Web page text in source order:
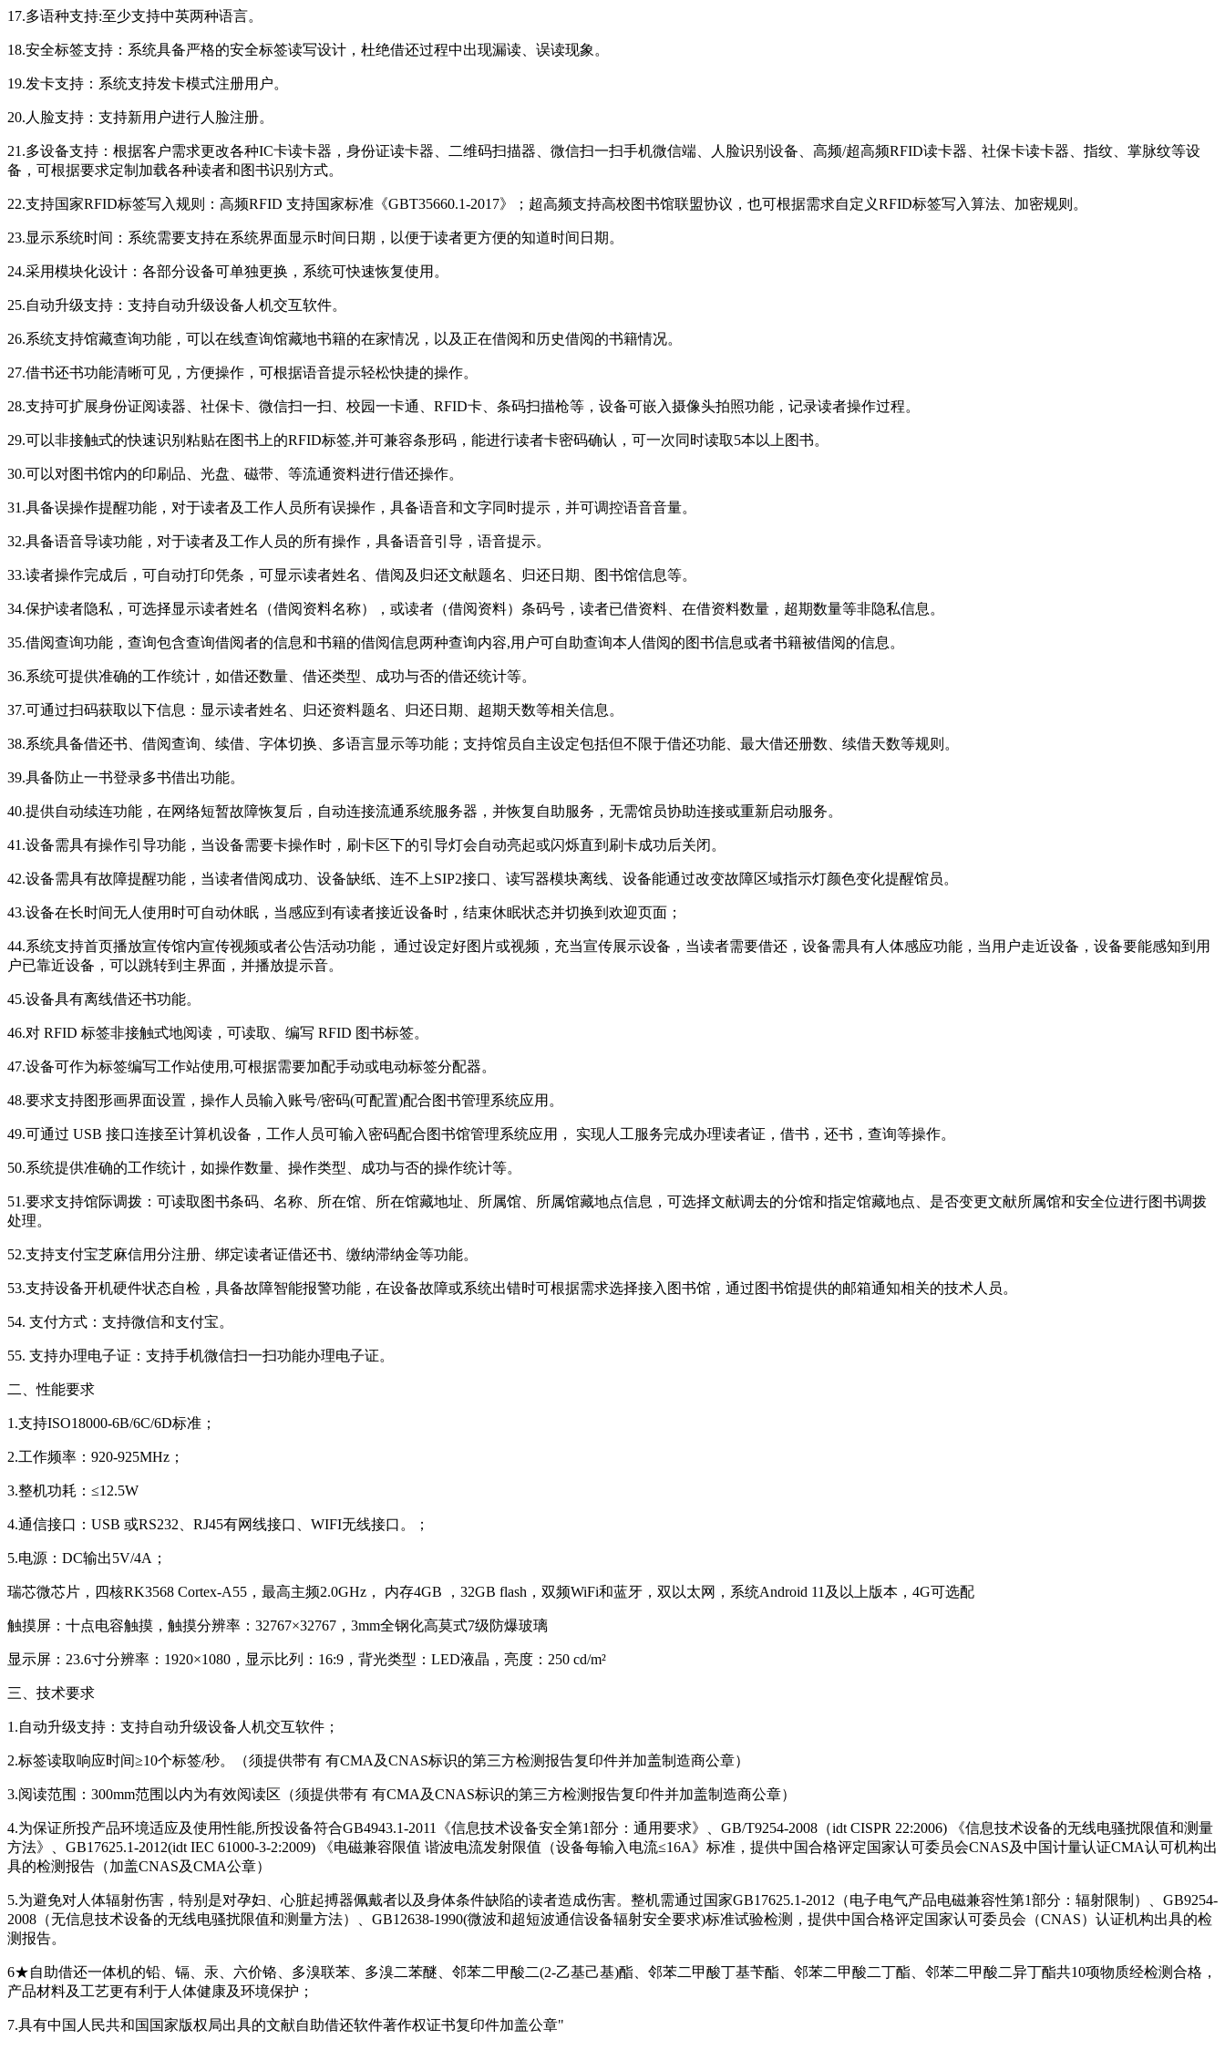
17.多语种支持:至少支持中英两种语言。
18.安全标签支持：系统具备严格的安全标签读写设计，杜绝借还过程中出现漏读、误读现象。
19.发卡支持：系统支持发卡模式注册用户。
20.人脸支持：支持新用户进行人脸注册。
21.多设备支持：根据客户需求更改各种IC卡读卡器，身份证读卡器、二维码扫描器、微信扫一扫手机微信端、人脸识别设备、高频/超高频RFID读卡器、社保卡读卡器、指纹、掌脉纹等设
备，可根据要求定制加载各种读者和图书识别方式。
22.支持国家RFID标签写入规则：高频RFID 支持国家标准《GBT35660.1-2017》；超高频支持高校图书馆联盟协议，也可根据需求自定义RFID标签写入算法、加密规则。
23.显示系统时间：系统需要支持在系统界面显示时间日期，以便于读者更方便的知道时间日期。
24.采用模块化设计：各部分设备可单独更换，系统可快速恢复使用。
25.自动升级支持：支持自动升级设备人机交互软件。
26.系统支持馆藏查询功能，可以在线查询馆藏地书籍的在家情况，以及正在借阅和历史借阅的书籍情况。
27.借书还书功能清晰可见，方便操作，可根据语音提示轻松快捷的操作。
28.支持可扩展身份证阅读器、社保卡、微信扫一扫、校园一卡通、RFID卡、条码扫描枪等，设备可嵌入摄像头拍照功能，记录读者操作过程。
29.可以非接触式的快速识别粘贴在图书上的RFID标签,并可兼容条形码，能进行读者卡密码确认，可一次同时读取5本以上图书。
30.可以对图书馆内的印刷品、光盘、磁带、等流通资料进行借还操作。
31.具备误操作提醒功能，对于读者及工作人员所有误操作，具备语音和文字同时提示，并可调控语音音量。
32.具备语音导读功能，对于读者及工作人员的所有操作，具备语音引导，语音提示。
33.读者操作完成后，可自动打印凭条，可显示读者姓名、借阅及归还文献题名、归还日期、图书馆信息等。
34.保护读者隐私，可选择显示读者姓名（借阅资料名称），或读者（借阅资料）条码号，读者已借资料、在借资料数量，超期数量等非隐私信息。
35.借阅查询功能，查询包含查询借阅者的信息和书籍的借阅信息两种查询内容,用户可自助查询本人借阅的图书信息或者书籍被借阅的信息。
36.系统可提供准确的工作统计，如借还数量、借还类型、成功与否的借还统计等。
37.可通过扫码获取以下信息：显示读者姓名、归还资料题名、归还日期、超期天数等相关信息。
38.系统具备借还书、借阅查询、续借、字体切换、多语言显示等功能；支持馆员自主设定包括但不限于借还功能、最大借还册数、续借天数等规则。
39.具备防止一书登录多书借出功能。
40.提供自动续连功能，在网络短暂故障恢复后，自动连接流通系统服务器，并恢复自助服务，无需馆员协助连接或重新启动服务。
41.设备需具有操作引导功能，当设备需要卡操作时，刷卡区下的引导灯会自动亮起或闪烁直到刷卡成功后关闭。
42.设备需具有故障提醒功能，当读者借阅成功、设备缺纸、连不上SIP2接口、读写器模块离线、设备能通过改变故障区域指示灯颜色变化提醒馆员。
43.设备在长时间无人使用时可自动休眠，当感应到有读者接近设备时，结束休眠状态并切换到欢迎页面；
44.系统支持首页播放宣传馆内宣传视频或者公告活动功能， 通过设定好图片或视频，充当宣传展示设备，当读者需要借还，设备需具有人体感应功能，当用户走近设备，设备要能感知到用
户已靠近设备，可以跳转到主界面，并播放提示音。
45.设备具有离线借还书功能。
46.对 RFID 标签非接触式地阅读，可读取、编写 RFID 图书标签。
47.设备可作为标签编写工作站使用,可根据需要加配手动或电动标签分配器。
48.要求支持图形画界面设置，操作人员输入账号/密码(可配置)配合图书管理系统应用。
49.可通过 USB 接口连接至计算机设备，工作人员可输入密码配合图书馆管理系统应用， 实现人工服务完成办理读者证，借书，还书，查询等操作。
50.系统提供准确的工作统计，如操作数量、操作类型、成功与否的操作统计等。
51.要求支持馆际调拨：可读取图书条码、名称、所在馆、所在馆藏地址、所属馆、所属馆藏地点信息，可选择文献调去的分馆和指定馆藏地点、是否变更文献所属馆和安全位进行图书调拨
处理。
52.支持支付宝芝麻信用分注册、绑定读者证借还书、缴纳滞纳金等功能。
53.支持设备开机硬件状态自检，具备故障智能报警功能，在设备故障或系统出错时可根据需求选择接入图书馆，通过图书馆提供的邮箱通知相关的技术人员。
54. 支付方式：支持微信和支付宝。
55. 支持办理电子证：支持手机微信扫一扫功能办理电子证。
二、性能要求
1.支持ISO18000-6B/6C/6D标准；
2.工作频率：920-925MHz；
3.整机功耗：≤12.5W
4.通信接口：USB 或RS232、RJ45有网线接口、WIFI无线接口。；
5.电源：DC输出5V/4A；
瑞芯微芯片，四核RK3568 Cortex-A55，最高主频2.0GHz， 内存4GB ，32GB flash，双频WiFi和蓝牙，双以太网，系统Android 11及以上版本，4G可选配
触摸屏：十点电容触摸，触摸分辨率：32767×32767，3mm全钢化高莫式7级防爆玻璃
显示屏：23.6寸分辨率：1920×1080，显示比列：16:9，背光类型：LED液晶，亮度：250 cd/m²
三、技术要求
1.自动升级支持：支持自动升级设备人机交互软件；
2.标签读取响应时间≥10个标签/秒。（须提供带有 有CMA及CNAS标识的第三方检测报告复印件并加盖制造商公章）
3.阅读范围：300mm范围以内为有效阅读区（须提供带有 有CMA及CNAS标识的第三方检测报告复印件并加盖制造商公章）
4.为保证所投产品环境适应及使用性能,所投设备符合GB4943.1-2011《信息技术设备安全第1部分：通用要求》、GB/T9254-2008（idt CISPR 22:2006) 《信息技术设备的无线电骚扰限值和测量
方法》、GB17625.1-2012(idt IEC 61000-3-2:2009) 《电磁兼容限值 谐波电流发射限值（设备每输入电流≤16A》标准，提供中国合格评定国家认可委员会CNAS及中国计量认证CMA认可机构出
具的检测报告（加盖CNAS及CMA公章）
5.为避免对人体辐射伤害，特别是对孕妇、心脏起搏器佩戴者以及身体条件缺陷的读者造成伤害。整机需通过国家GB17625.1-2012（电子电气产品电磁兼容性第1部分：辐射限制）、GB9254-
2008（无信息技术设备的无线电骚扰限值和测量方法）、GB12638-1990(微波和超短波通信设备辐射安全要求)标准试验检测，提供中国合格评定国家认可委员会（CNAS）认证机构出具的检
测报告。
6★自助借还一体机的铅、镉、汞、六价铬、多溴联苯、多溴二苯醚、邻苯二甲酸二(2-乙基己基)酯、邻苯二甲酸丁基苄酯、邻苯二甲酸二丁酯、邻苯二甲酸二异丁酯共10项物质经检测合格，
产品材料及工艺更有利于人体健康及环境保护；
7.具有中国人民共和国国家版权局出具的文献自助借还软件著作权证书复印件加盖公章"